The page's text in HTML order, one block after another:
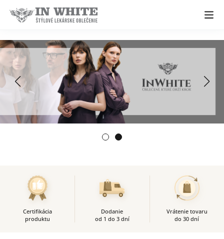
Certifikácia
produktu
Dodanie
od 1 do 3 dní
Vrátenie tovaru
do 30 dní